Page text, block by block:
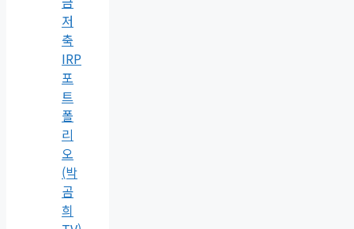
저
축
IRP
포
트
폴
리
오
(박
곰
희